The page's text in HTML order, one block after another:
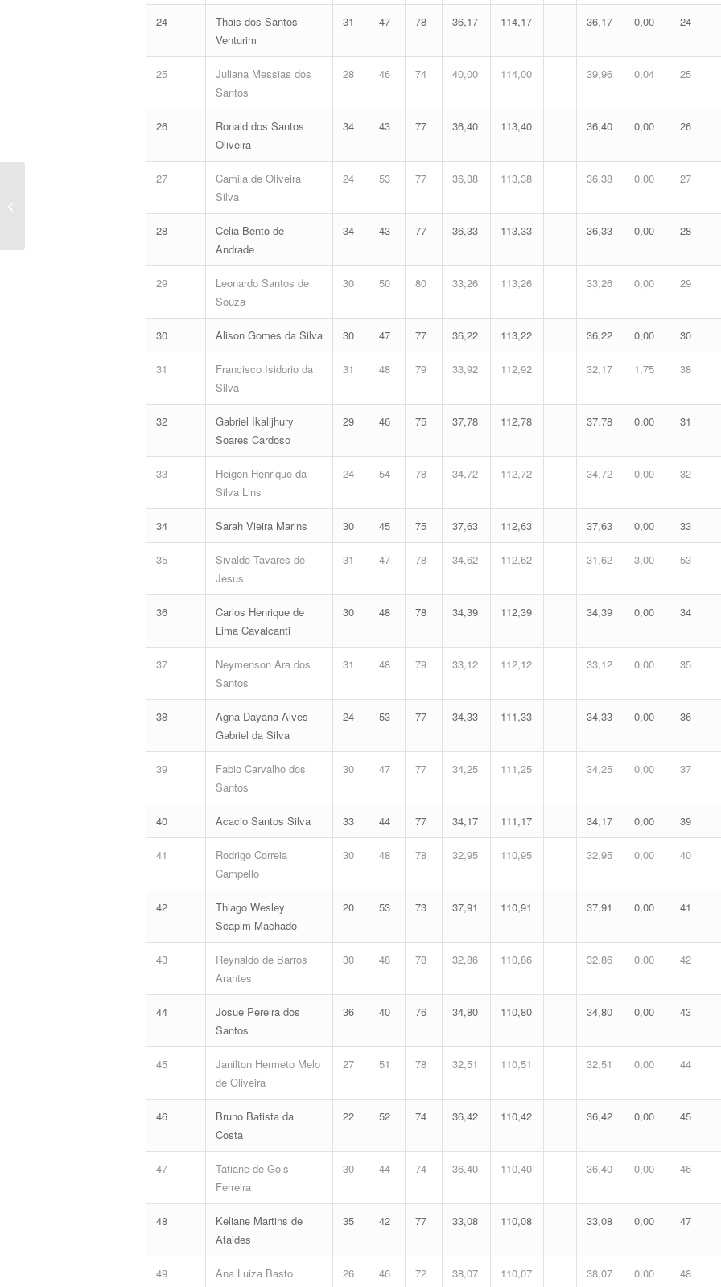
24
Thais dos Santos
Venturim
31 47 78 36,17 114,17 36,17 0,00 24
25
Juliana Messias dos
Santos
28 46 74 40,00 114,00 39,96 0,04 25
26
Ronald dos Santos
Oliveira
34 43 77 36,40 113,40 36,40 0,00 26
27
Camila de Oliveira
Silva
24 53 77 36,38 113,38 36,38 0,00 27
28
Celia Bento de
Andrade
34 43 77 36,33 113,33 36,33 0,00 28
29
Leonardo Santos de
Souza
30 50 80 33,26 113,26 33,26 0,00 29
30 Alison Gomes da Silva 30 47 77 36,22 113,22 36,22 0,00 30
31
Francisco Isidorio da
Silva
31 48 79 33,92 112,92 32,17 1,75 38
32
Gabriel Ikalijhury
Soares Cardoso
29 46 75 37,78 112,78 37,78 0,00 31
33
Heigon Henrique da
Silva Lins
24 54 78 34,72 112,72 34,72 0,00 32
34 Sarah Vieira Marins 30 45 75 37,63 112,63 37,63 0,00 33
35
Sivaldo Tavares de
Jesus
31 47 78 34,62 112,62 31,62 3,00 53
36
Carlos Henrique de
Lima Cavalcanti
30 48 78 34,39 112,39 34,39 0,00 34
37
Neymenson Ara dos
Santos
31 48 79 33,12 112,12 33,12 0,00 35
38
Agna Dayana Alves
Gabriel da Silva
24 53 77 34,33 111,33 34,33 0,00 36
39
Fabio Carvalho dos
Santos
30 47 77 34,25 111,25 34,25 0,00 37
40 Acacio Santos Silva 33 44 77 34,17 111,17 34,17 0,00 39
41
Rodrigo Correia
Campello
30 48 78 32,95 110,95 32,95 0,00 40
42
Thiago Wesley
Scapim Machado
20 53 73 37,91 110,91 37,91 0,00 41
43
Reynaldo de Barros
Arantes
30 48 78 32,86 110,86 32,86 0,00 42
44
Josue Pereira dos
Santos
36 40 76 34,80 110,80 34,80 0,00 43
45
Janilton Hermeto Melo
de Oliveira
27 51 78 32,51 110,51 32,51 0,00 44
46
Bruno Batista da
Costa
22 52 74 36,42 110,42 36,42 0,00 45
47
Tatiane de Gois
Ferreira
30 44 74 36,40 110,40 36,40 0,00 46
48
Keliane Martins de
Ataides
35 42 77 33,08 110,08 33,08 0,00 47
49
Ana Luiza Basto
26 46 72 38,07 110,07 38,07 0,00 48